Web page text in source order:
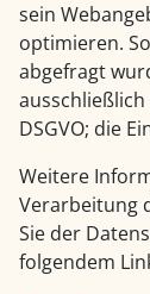
sein
optimieren.
abgefragt
ausschließlich
DSGVO; die
Weitere
Verarbeitung
Sie der
folgendem